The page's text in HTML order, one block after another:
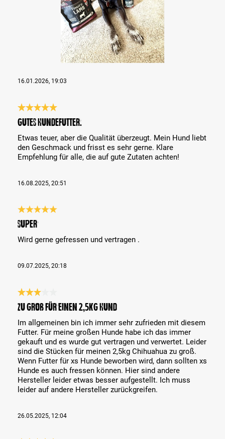
16.01.2026, 19:03
Évaluation avec une note de 5 sur 5 étoiles
Gutes Hundefutter.
Etwas teuer, aber die Qualität überzeugt. Mein Hund liebt
den Geschmack und frisst es sehr gerne. Klare
Empfehlung für alle, die auf gute Zutaten achten!
16.08.2025, 20:51
Évaluation avec une note de 5 sur 5 étoiles
Super
Wird gerne gefressen und vertragen .
09.07.2025, 20:18
Évaluation avec une note de 3 sur 5 étoiles
zu groß für einen 2,5kg Hund
Im allgemeinen bin ich immer sehr zufrieden mit diesem
Futter. Für meine großen Hunde habe ich das immer
gekauft und es wurde gut vertragen und verwertet. Leider
sind die Stücken für meinen 2,5kg Chihuahua zu groß.
Wenn Futter für xs Hunde beworben wird, dann sollten xs
Hunde es auch fressen können. Hier sind andere
Hersteller leider etwas besser aufgestellt. Ich muss
leider auf andere Hersteller zurückgreifen.
26.05.2025, 12:04